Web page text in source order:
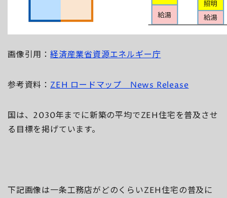
画像引用： 経済産業省資源エネルギー庁
参考資料： ZEH ロードマップ News Release
国は、2030年までに新築の平均でZEH住宅を普及させ
る目標を掲げています。
下記画像は一条工務店がどのくらいZEH住宅の普及に